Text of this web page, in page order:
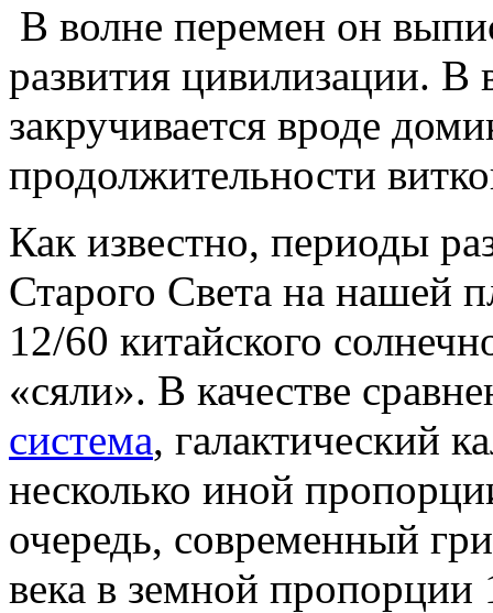
В волне перемен он
развития цивилизации. В
закручивается вроде
продолжительности
Как известно, периоды
Старого Света на нашей
12/60 китайского
«сяли». В качестве
система, галактический
несколько иной
очередь, современный
века в земной пропорции